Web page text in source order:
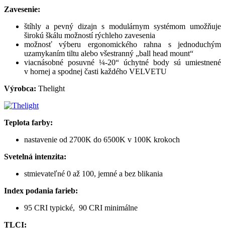
Zavesenie:
štíhly a pevný dizajn s modulárnym systémom umožňuje
širokú škálu možností rýchleho zavesenia
možnosť výberu ergonomického rahna s jednoduchým
uzamykaním tiltu alebo všestranný „ball head mount“
viacnásobné posuvné ¼-20“ úchytné body sú umiestnené
v hornej a spodnej časti každého VELVETU
Výrobca: Thelight
Teplota farby:
nastavenie od 2700K do 6500K v 100K krokoch
Svetelná intenzita:
stmievateľné 0 až 100, jemné a bez blikania
Index podania farieb:
95 CRI typické, 90 CRI minimálne
TLCI: